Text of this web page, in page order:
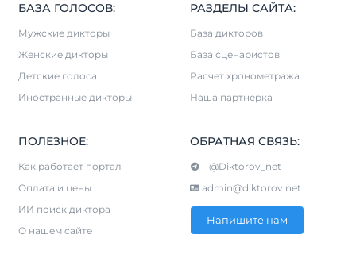
БАЗА ГОЛОСОВ:
Мужские дикторы
Женские дикторы
Детские голоса
Иностранные дикторы
РАЗДЕЛЫ САЙТА:
База дикторов
База сценаристов
Расчет хронометража
Наша партнерка
ПОЛЕЗНОЕ:
Как работает портал
Оплата и цены
ИИ поиск диктора
О нашем сайте
ОБРАТНАЯ СВЯЗЬ:
@Diktorov_net
admin@diktorov.net
Напишите нам